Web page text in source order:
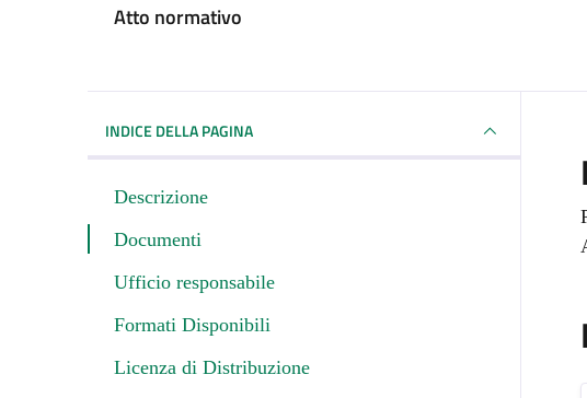
Atto normativo
INDICE DELLA PAGINA
Descrizione
Documenti
Ufficio responsabile
Formati Disponibili
Licenza di Distribuzione